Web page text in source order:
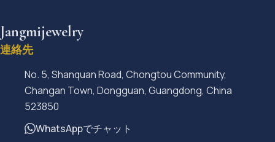
Jangmijewelry
連絡先
No. 5, Shanquan Road, Chongtou Community,
Changan Town, Dongguan, Guangdong, China
523850
WhatsAppでチャット